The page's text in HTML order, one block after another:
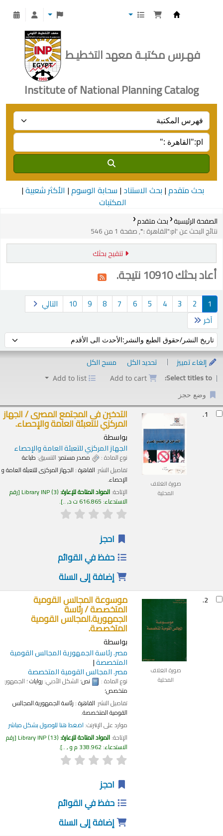
فهـرس مكتبـة معهد التخطيـط
Institute of National Planning Catalog
بحث متقدم بحث الاستناد سحابة الوسوم الأكثر شعبية
المكتبات
الصفحة الرئيسية بحث متقدم
نتائج البحث عن 'pl:"القاهرة :"', صفحة 1 من 546
تنقيح بحثك
أعاد بحثك 10910 نتيجة.
4
5
6
8
9
10
التالي
آخر
فرز حسب:
إلغاء تمييز
تحديد الكل
مسح الكل
Select titles to:
Add to cart
Add to list
وضع حجز
صورة الغلاف
المحلية
التدخين فى المجتمع المصرى /الجهاز
المركزي للتعبئة العامة والإحصاء.
بواسطة
الجهاز المركزي للتعبئة العامة والإحصاء
نوع المادة : مصدر مستمر؛ التنسيق:طباعة
تفاصيل النشر:القاهرة : الجهاز المركزى للتعبئة العامة و
الإحصاء.
الإتاحة:المواد المتاحة للإعارة: Library INP(3)
رقم
الاستدعاء:616.865 ت د, .. .
احجز
حفظ في القوائم
إضافة إلى السلة
2.
صورة الغلاف
المحلية
موسوعة المجالس القومية
المتخصصة /رئاسة
الجمهورية.المجالس القومية
المتخصصة.
بواسطة
مصر. رئاسة الجمهوريةالمجالس القومية
المتخصصة
مصر. المجالس القومية المتخصصة
نوع المادة : نص؛ الشكل الأدبي:روايات؛ الجمهور:
متخصص؛
تفاصيل النشر:القاهرة :رئاسة الجمهورية.المجالس
القومية المتخصصة.
موارد على الإنترنت:اضغط هنا للوصول بشكل مباشر
الإتاحة:المواد المتاحة للإعارة: Library INP(13)
رقم
الاستدعاء:338.962 م و , .. .
احجز
حفظ في القوائم
إضافة إلى السلة